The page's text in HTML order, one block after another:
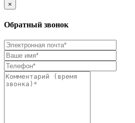
×
Обратный звонок